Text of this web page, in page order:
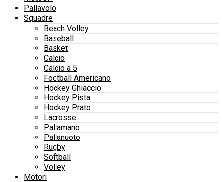
Pallavolo
Squadre
Beach Volley
Baseball
Basket
Calcio
Calcio a 5
Football Americano
Hockey Ghiaccio
Hockey Pista
Hockey Prato
Lacrosse
Pallamano
Pallanuoto
Rugby
Softball
Volley
Motori